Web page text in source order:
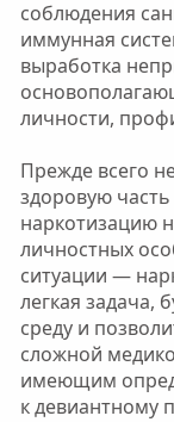
соблюдения
иммунная
выработка
личности,
Прежде всего
здоровую
наркотизацию
личностных
ситуации —
легкая задача,
среду и
сложной
имеющим
к девиантному